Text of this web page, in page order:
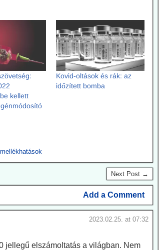
kellett
Kovid-oltások és rák: az
időzített bomba
Next Post →
Add a Comment
2023.02.25. at 07:32
jellegű elszámoltatás a világban. Nem